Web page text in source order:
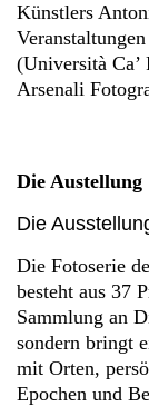
Künstlers
(Università Ca’
Arsenali
Die Austellung
Die
Die Fotoserie
besteht aus 37
Sammlung an
sondern bringt
mit Orten,
Epochen und